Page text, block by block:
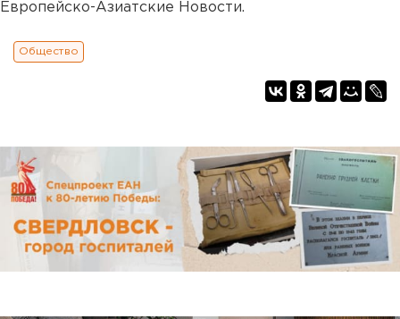
Европейско-Азиатские Новости.
Общество